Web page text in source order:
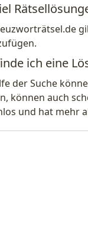
ich eine
der Suche
können auch
und hat mehr